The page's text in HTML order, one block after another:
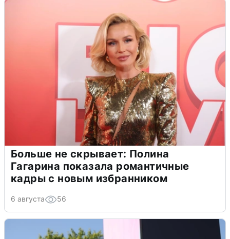
Больше не скрывает: Полина
Гагарина показала романтичные
кадры с новым избранником
6 августа 56